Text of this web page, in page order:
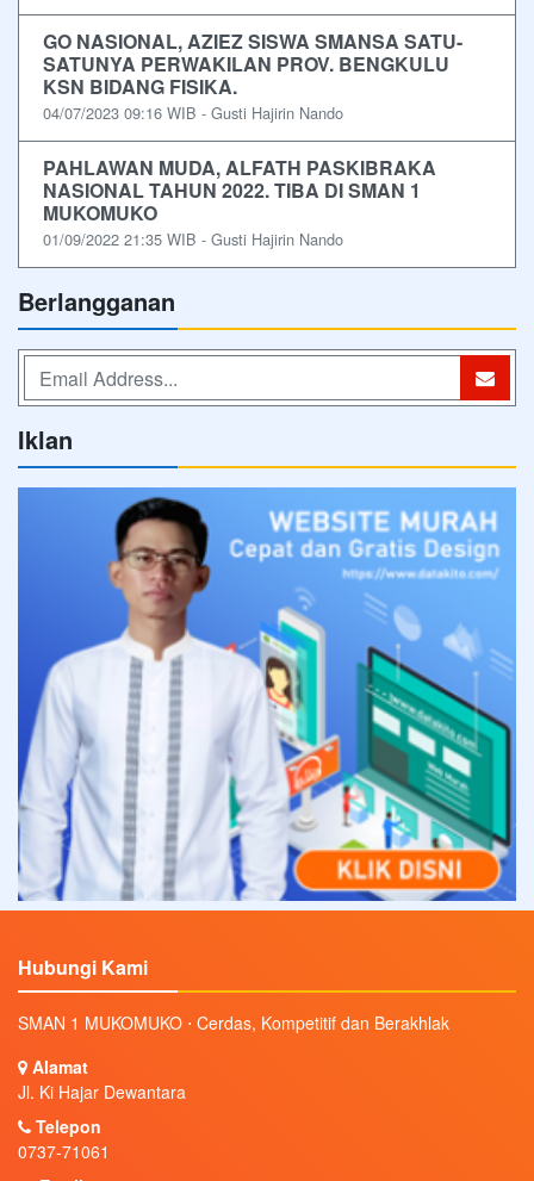
GO NASIONAL, AZIEZ SISWA SMANSA SATU-
SATUNYA PERWAKILAN PROV. BENGKULU
KSN BIDANG FISIKA.
04/07/2023 09:16 WIB - Gusti Hajirin Nando
PAHLAWAN MUDA, ALFATH PASKIBRAKA
NASIONAL TAHUN 2022. TIBA DI SMAN 1
MUKOMUKO
01/09/2022 21:35 WIB - Gusti Hajirin Nando
Berlangganan
Iklan
Hubungi Kami
SMAN 1 MUKOMUKO ⋅ Cerdas, Kompetitif dan Berakhlak
Alamat
Jl. Ki Hajar Dewantara
Telepon
0737-71061